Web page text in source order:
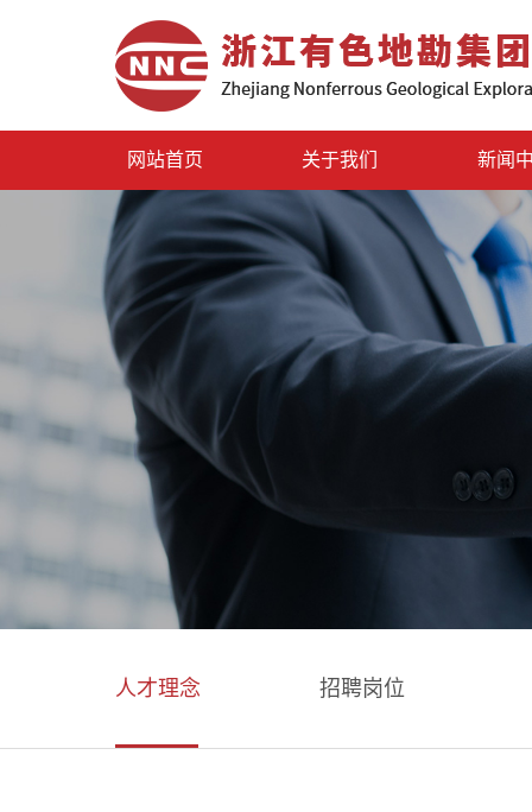
网站首页 关于我们 新闻
人才理念 招聘岗位